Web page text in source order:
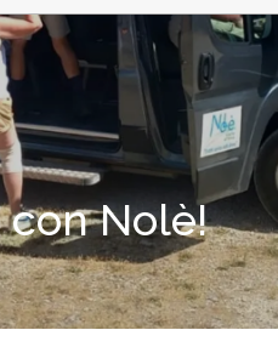
Nolè!